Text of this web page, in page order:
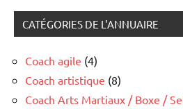
CATÉGORIES DE L'ANNUAIRE
Coach agile (4)
Coach artistique (8)
Coach Arts Martiaux / Boxe /